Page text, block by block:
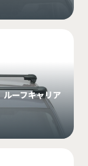
ルーフキャリア